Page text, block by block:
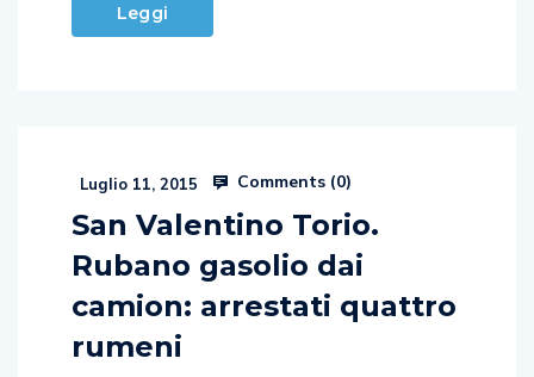
Leggi
Luglio 11, 2015 Comments (0)
San Valentino Torio.
Rubano gasolio dai
camion: arrestati quattro
rumeni